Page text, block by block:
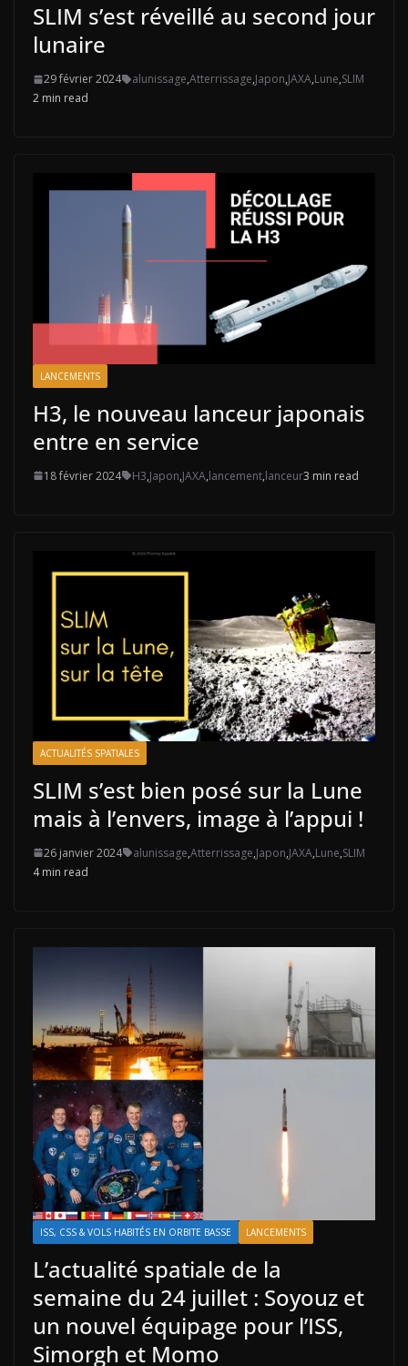
SLIM s’est réveillé au second jour
lunaire
29 février 2024 alunissage,Atterrissage,Japon,JAXA,Lune,SLIM
2 min read
LANCEMENTS
H3, le nouveau lanceur japonais
entre en service
18 février 2024 H3,Japon,JAXA,lancement,lanceur3 min read
ACTUALITÉS SPATIALES
SLIM s’est bien posé sur la Lune
mais à l’envers, image à l’appui !
26 janvier 2024 alunissage,Atterrissage,Japon,JAXA,Lune,SLIM
4 min read
ISS, CSS & VOLS HABITÉS EN ORBITE BASSE LANCEMENTS
L’actualité spatiale de la
semaine du 24 juillet : Soyouz et
un nouvel équipage pour l’ISS,
Simorgh et Momo